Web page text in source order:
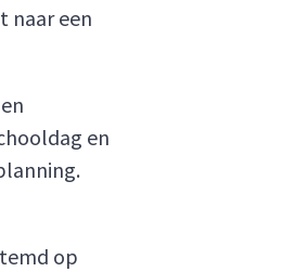
naar een
en
op